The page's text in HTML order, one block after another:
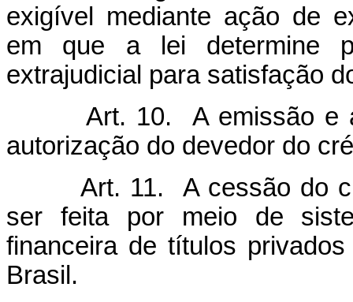
exigível mediante ação de
em que a lei determine
extrajudicial para satisfação
Art. 10. A emissão e a
autorização do devedor do
Art. 11. A cessão do
ser feita por meio de
financeira de títulos
Brasil.